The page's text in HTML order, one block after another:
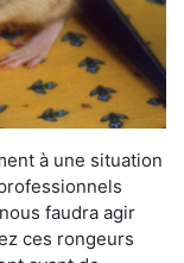
à une situation
faudra agir
ces rongeurs